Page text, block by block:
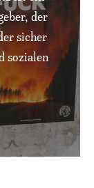
der
sicher
sozialen